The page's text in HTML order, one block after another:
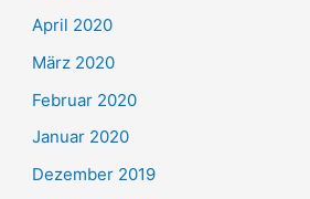
April 2020
März 2020
Februar 2020
Januar 2020
Dezember 2019